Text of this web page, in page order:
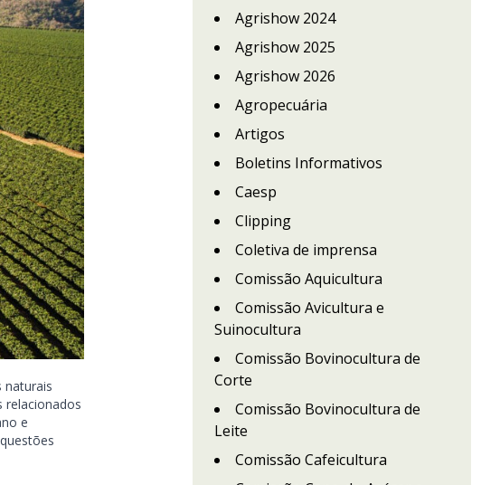
naturais
relacionados
e
Agrishow 2024
Agrishow 2025
Agrishow 2026
Agropecuária
Artigos
Boletins Informativos
Caesp
Clipping
Coletiva de imprensa
Comissão Aquicultura
Comissão Avicultura e
Suinocultura
Comissão Bovinocultura de
Corte
Comissão Bovinocultura de
Leite
Comissão Cafeicultura